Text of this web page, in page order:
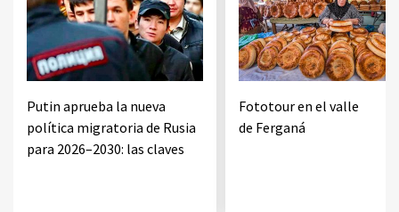
Putin aprueba la nueva
política migratoria de Rusia
para 2026–2030: las claves
Fototour en el valle
de Ferganá